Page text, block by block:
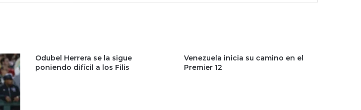
Odubel Herrera se la sigue
poniendo difícil a los Filis
Venezuela inicia su camino en el
Premier 12